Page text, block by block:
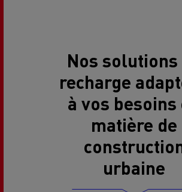
Nos solutions
recharge
à vos besoins
matière de
urbaine